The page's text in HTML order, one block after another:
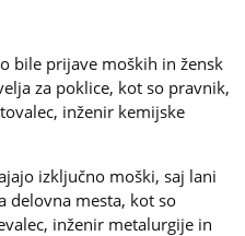
bile prijave moških in žensk
za poklice, kot so pravnik,
inženir kemijske
izključno moški, saj lani
delovna mesta, kot so
inženir metalurgije in